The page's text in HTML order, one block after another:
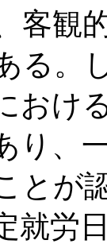
客観
る。
おけ
り、
とが
就労